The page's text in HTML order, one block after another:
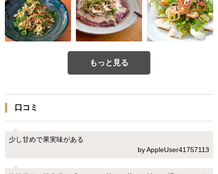
もっと見る
口コミ
少し甘めで果実味がある
by AppleUser41757113